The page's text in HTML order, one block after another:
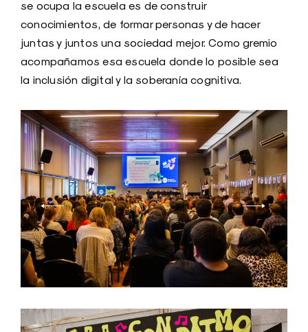
se ocupa la escuela es de construir
conocimientos, de formar personas y de hacer
juntas y juntos una sociedad mejor. Como gremio
acompañamos esa escuela donde lo posible sea
la inclusión digital y la soberanía cognitiva.